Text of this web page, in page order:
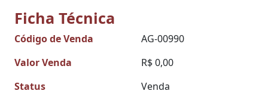
Ficha Técnica
Código de Venda
AG-00990
Valor Venda
R$ 0,00
Status
Venda